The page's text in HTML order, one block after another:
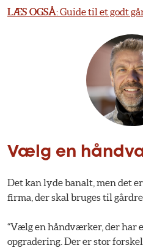
LÆS OGSÅ: Guide til et godt
Vælg en
Det kan lyde banalt, men det
firma, der skal bruges til
“Vælg en håndværker, der har
opgradering. Der er stor